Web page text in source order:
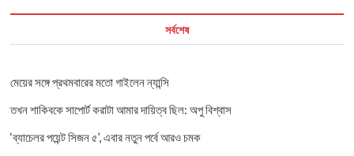
সর্বশেষ
মেয়ের সঙ্গে প্রথমবারের মতো গাইলেন ন্যান্সি
তখন শাকিবকে সাপোর্ট করাটা আমার দায়িত্ব ছিল: অপু বিশ্বাস
‘ব্যাচেলর পয়েন্ট সিজন ৫’, এবার নতুন পর্বে আরও চমক